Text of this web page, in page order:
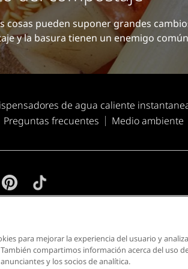
cosas pueden suponer grandes
y la basura tienen un enemigo
de agua caliente
Preguntas frecuentes Medio ambiente
para mejorar la experiencia del usuario y
compartimos información acerca del uso
y los socios de analítica.